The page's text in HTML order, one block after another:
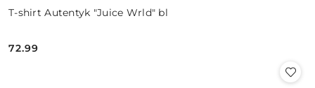
T-shirt Autentyk "Juice Wrld" bl
Cena:
72.99